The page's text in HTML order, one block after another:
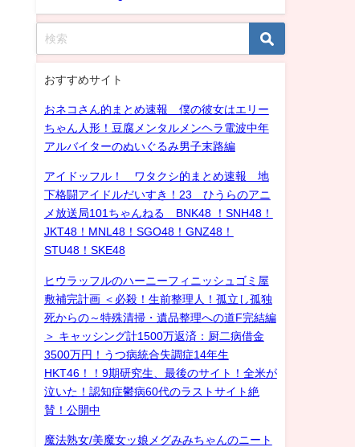
おすすめサイト
おネコさん的まとめ速報 僕の彼女はエリー
ちゃん人形！豆腐メンタルメンヘラ電波中年
アルバイターのぬいぐるみ男子末路編
アイドッフル！ ワタクシ的まとめ速報 地
下格闘アイドルだいすき！23 ひうらのアニ
メ放送局101ちゃんねる BNK48 ！SNH48！
JKT48！MNL48！SGO48！GNZ48！
STU48！SKE48
ヒウラッフルのハーニーフィニッシュゴミ屋
敷補完計画 ＜必殺！生前整理人！孤立し孤独
死からの～特殊清掃・遺品整理への道F完結編
＞ キャッシング計1500万返済：厨二病借金
3500万円！うつ病統合失調症14年生
HKT46！！9期研究生、最後のサイト！全米が
泣いた！認知症鬱病60代のラストサイト絶
賛！公開中
魔法熟女/美魔女ッ娘メグみみちゃんのニート